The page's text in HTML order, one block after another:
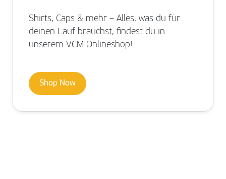
Shirts, Caps & mehr – Alles, was du für
deinen Lauf brauchst, findest du in
unserem VCM Onlineshop!
Shop Now